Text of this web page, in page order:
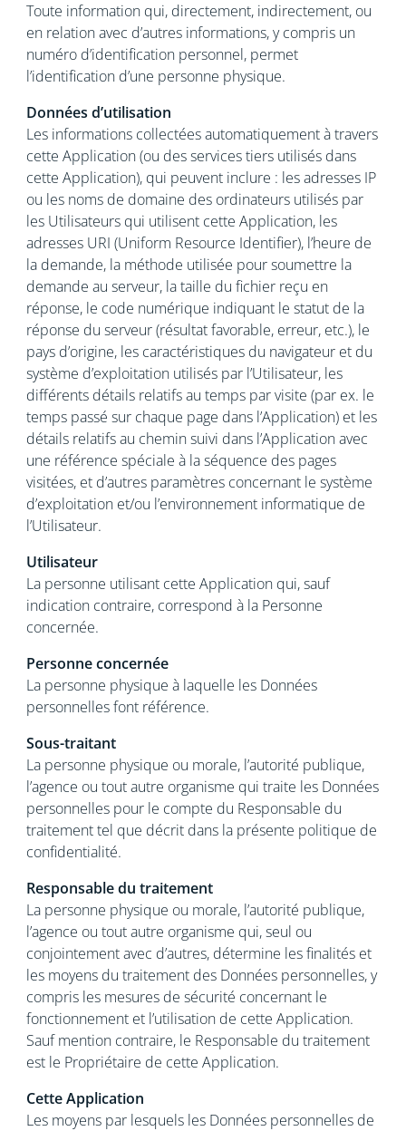
Toute information qui, directement, indirectement, ou
en relation avec d’autres informations, y compris un
numéro d’identification personnel, permet
l’identification d’une personne physique.
Données d’utilisation
Les informations collectées automatiquement à travers
cette Application (ou des services tiers utilisés dans
cette Application), qui peuvent inclure : les adresses IP
ou les noms de domaine des ordinateurs utilisés par
les Utilisateurs qui utilisent cette Application, les
adresses URI (Uniform Resource Identifier), l’heure de
la demande, la méthode utilisée pour soumettre la
demande au serveur, la taille du fichier reçu en
réponse, le code numérique indiquant le statut de la
réponse du serveur (résultat favorable, erreur, etc.), le
pays d’origine, les caractéristiques du navigateur et du
système d’exploitation utilisés par l’Utilisateur, les
différents détails relatifs au temps par visite (par ex. le
temps passé sur chaque page dans l’Application) et les
détails relatifs au chemin suivi dans l’Application avec
une référence spéciale à la séquence des pages
visitées, et d’autres paramètres concernant le système
d’exploitation et/ou l’environnement informatique de
l’Utilisateur.
Utilisateur
La personne utilisant cette Application qui, sauf
indication contraire, correspond à la Personne
concernée.
Personne concernée
La personne physique à laquelle les Données
personnelles font référence.
Sous-traitant
La personne physique ou morale, l’autorité publique,
l’agence ou tout autre organisme qui traite les Données
personnelles pour le compte du Responsable du
traitement tel que décrit dans la présente politique de
confidentialité.
Responsable du traitement
La personne physique ou morale, l’autorité publique,
l’agence ou tout autre organisme qui, seul ou
conjointement avec d’autres, détermine les finalités et
les moyens du traitement des Données personnelles, y
compris les mesures de sécurité concernant le
fonctionnement et l’utilisation de cette Application.
Sauf mention contraire, le Responsable du traitement
est le Propriétaire de cette Application.
Cette Application
Les moyens par lesquels les Données personnelles de